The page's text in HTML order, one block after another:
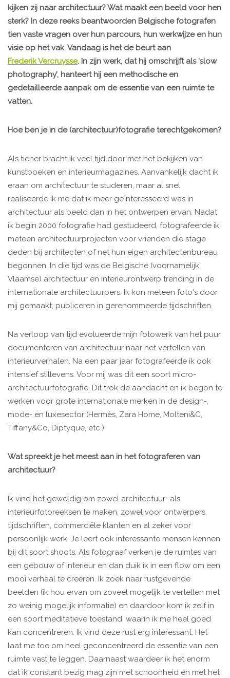
kijken zij naar architectuur? Wat maakt een beeld voor hen
sterk? In deze reeks beantwoorden Belgische fotografen
tien vaste vragen over hun parcours, hun werkwijze en hun
visie op het vak. Vandaag is het de beurt aan
Frederik Vercruysse. In zijn werk, dat hij omschrijft als ‘slow
photography’, hanteert hij een methodische en
gedetailleerde aanpak om de essentie van een ruimte te
vatten.
Hoe ben je in de (architectuur)fotografie terechtgekomen?
Als tiener bracht ik veel tijd door met het bekijken van
kunstboeken en interieurmagazines. Aanvankelijk dacht ik
eraan om architectuur te studeren, maar al snel
realiseerde ik me dat ik meer geïnteresseerd was in
architectuur als beeld dan in het ontwerpen ervan. Nadat
ik begin 2000 fotografie had gestudeerd, fotografeerde ik
meteen architectuurprojecten voor vrienden die stage
deden bij architecten of net hun eigen architectenbureau
begonnen. In die tijd was de Belgische (voornamelijk
Vlaamse) architectuur en interieurontwerp trending in de
internationale architectuurpers. Ik kon meteen foto's door
mij gemaakt, publiceren in gerenommeerde tijdschriften.
Na verloop van tijd evolueerde mijn fotowerk van het puur
documenteren van architectuur naar het vertellen van
interieurverhalen. Na een paar jaar fotografeerde ik ook
intensief stillevens. Voor mij was dit een soort micro-
architectuurfotografie. Dit trok de aandacht en ik begon te
werken voor grote internationale merken in de design-,
mode- en luxesector (Hermès, Zara Home, Molteni&C,
Tiffany&Co, Diptyque, etc.).
Wat spreekt je het meest aan in het fotograferen van
architectuur?
Ik vind het geweldig om zowel architectuur- als
interieurfotoreeksen te maken, zowel voor ontwerpers,
tijdschriften, commerciële klanten en al zeker voor
persoonlijk werk. Je leert ook interessante mensen kennen
bij dit soort shoots. Als fotograaf verken je de ruimtes van
een gebouw of interieur en dan duik ik in een flow om een
mooi verhaal te creëren. Ik zoek naar rustgevende
beelden (ik hou ervan om zoveel mogelijk te vertellen met
zo weinig mogelijk informatie) en daardoor kom ik zelf in
een soort meditatieve toestand, waarin ik me heel goed
kan concentreren. Ik vind deze rust erg interessant. Het
laat me toe om heel geconcentreerd de essentie van een
ruimte vast te leggen. Daarnaast waardeer ik het enorm
dat ik constant bezig mag zijn met schoonheid en met het